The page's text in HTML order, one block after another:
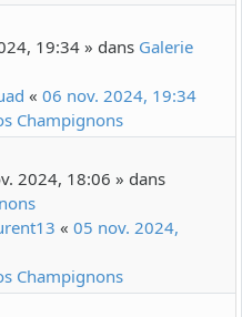
19:34 » dans Galerie
« 06 nov. 2024, 19:34
Champignons
2024, 18:06 » dans
« 05 nov. 2024,
Champignons